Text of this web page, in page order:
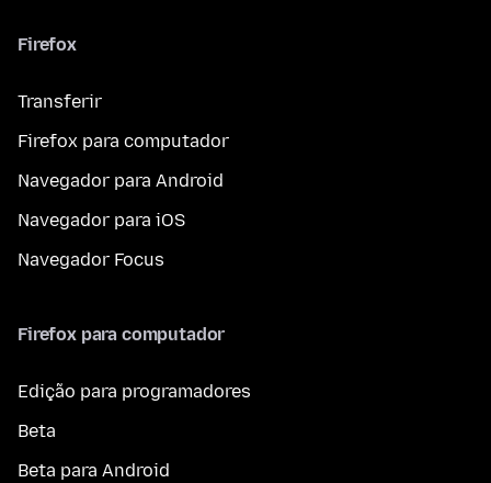
Firefox
Transferir
Firefox para computador
Navegador para Android
Navegador para iOS
Navegador Focus
Firefox para computador
Edição para programadores
Beta
Beta para Android